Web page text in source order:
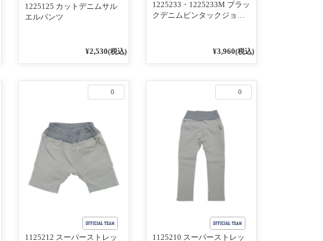
1225125 カットデニムサル
エルパンツ
¥2,530(税込)
1225233・1225233M ブラッ
クデニムピンタックジョガ
¥3,960(税込)
0
1125212 スーパーストレッ
0
1125210 スーパーストレッ